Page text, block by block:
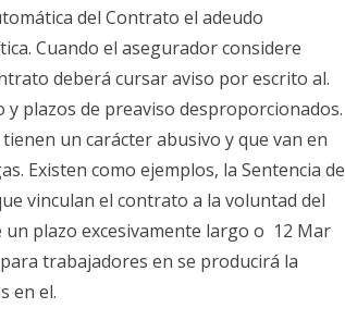
del Contrato el adeudo
Cuando el asegurador considere
deberá cursar aviso por escrito al.
y plazos de preaviso desproporcionados.
un carácter abusivo y que van en
Existen como ejemplos, la Sentencia de
vinculan el contrato a la voluntad del
plazo excesivamente largo o 12 Mar
trabajadores en se producirá la
en el.